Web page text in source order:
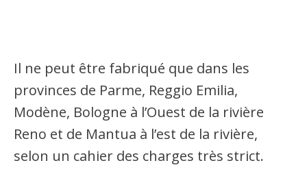
Il ne peut être fabriqué que dans les
provinces de Parme, Reggio Emilia,
Modène, Bologne à l’Ouest de la rivière
Reno et de Mantua à l’est de la rivière,
selon un cahier des charges très strict.